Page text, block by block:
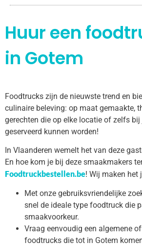
Huur een
in Gotem
Foodtrucks zijn de nieuwste trend en
culinaire beleving: op maat gemaakte,
gerechten die op elke locatie of zelfs
geserveerd kunnen worden!
In Vlaanderen wemelt het van deze
En hoe kom je bij deze smaakmakers
Foodtruckbestellen.be! Wij maken het
Met onze gebruiksvriendelijke
snel de ideale type foodtruck die
smaakvoorkeur.
Vraag eenvoudig een algemene
foodtrucks die tot in Gotem